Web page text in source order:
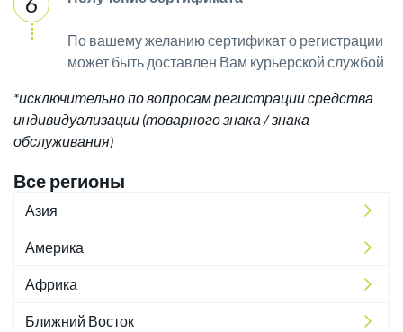
По вашему желанию сертификат о регистрации
может быть доставлен Вам курьерской службой
*исключительно по вопросам регистрации средства
индивидуализации (товарного знака / знака
обслуживания)
Все регионы
Азия
Америка
Африка
Ближний Восток